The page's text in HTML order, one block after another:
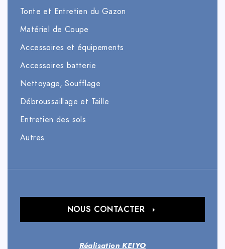
Tonte et Entretien du Gazon
Matériel de Coupe
Accessoires et équipements
Accessoires batterie
Nettoyage, Soufflage
Débroussaillage et Taille
Entretien des sols
Autres
Réalisation KEIYO
NOUS CONTACTER